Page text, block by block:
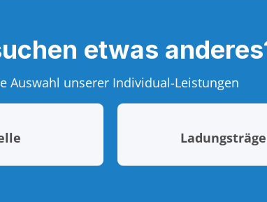
etwas
Auswahl unserer Individual-Leistungen